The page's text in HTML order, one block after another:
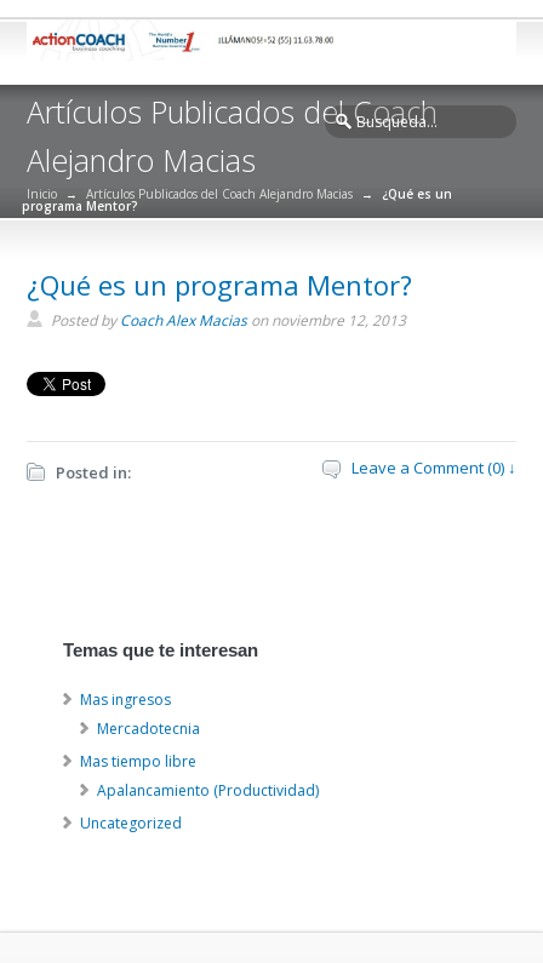
Artículos Publicados del Coach
Alejandro Macias
Inicio → Artículos Publicados del Coach Alejandro Macias → ¿Qué es un
programa Mentor?
¿Qué es un programa Mentor?
Posted byCoach Alex Maciason noviembre 12, 2013
Posted in: Leave a Comment (0) ↓
Temas que te interesan
Mas ingresos
Mercadotecnia
Mas tiempo libre
Apalancamiento (Productividad)
Uncategorized